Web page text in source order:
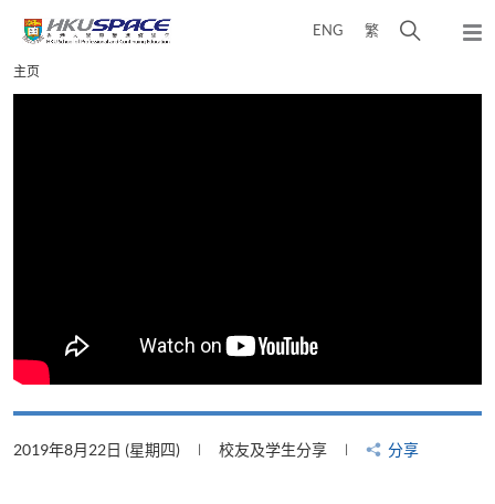
content
ENG 繁
弹
Main
content
主页
2019年8月22日 (星期四) 校友及学生分享 分享